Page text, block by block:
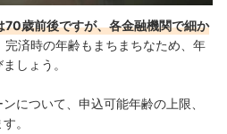
70歳前後ですが、各金融機関で細か
完済時の年齢もまちまちなため、年
しょう。
について、申込可能年齢の上限、
。